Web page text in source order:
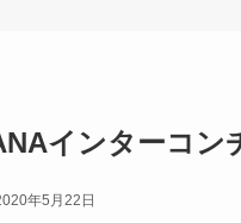
インターコ
年5月22日